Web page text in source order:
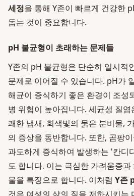
세정을 통해 Y존이 빠르게 건강한
돕는 것이 중요합니다.
pH 불균형이 초래하는 문제들
Y존의 pH 불균형은 단순히 일시적
문제로 이어질 수 있습니다. pH가
해균이 증식하기 좋은 환경이 조성
병 위험이 높아집니다. 세균성 질
쾌한 냄새, 회색빛의 묽은 분비물,
의 증상을 동반합니다. 또한, 곰팡
과도하게 증식하여 발생하는 '칸디
도 합니다. 이는 극심한 가려움증
물을 특징으로 합니다. 이처럼 Y존